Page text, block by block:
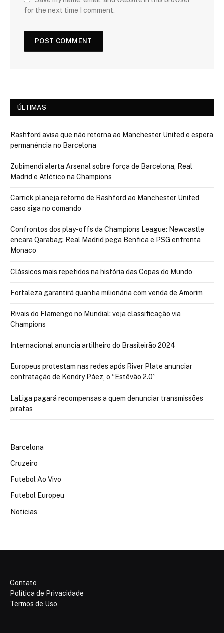
for the next time I comment.
ÚLTIMAS
Rashford avisa que não retorna ao Manchester United e espera
permanência no Barcelona
Zubimendi alerta Arsenal sobre força de Barcelona, Real
Madrid e Atlético na Champions
Carrick planeja retorno de Rashford ao Manchester United
caso siga no comando
Confrontos dos play-offs da Champions League: Newcastle
encara Qarabag; Real Madrid pega Benfica e PSG enfrenta
Monaco
Clássicos mais repetidos na história das Copas do Mundo
Fortaleza garantirá quantia milionária com venda de Amorim
Rivais do Flamengo no Mundial: veja classificação via
Champions
Internacional anuncia artilheiro do Brasileirão 2024
Europeus protestam nas redes após River Plate anunciar
contratação de Kendry Páez, o “Estêvão 2.0”
LaLiga pagará recompensas a quem denunciar transmissões
piratas
Barcelona
Cruzeiro
Futebol Ao Vivo
Futebol Europeu
Noticias
Contato
Política de Privacidade
Termos de Uso